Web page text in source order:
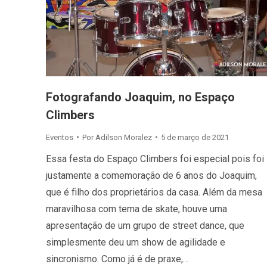
Fotografando Joaquim, no Espaço
Climbers
Eventos Por Adilson Moralez 5 de março de 2021
Essa festa do Espaço Climbers foi especial pois foi
justamente a comemoração de 6 anos do Joaquim,
que é filho dos proprietários da casa. Além da mesa
maravilhosa com tema de skate, houve uma
apresentação de um grupo de street dance, que
simplesmente deu um show de agilidade e
sincronismo. Como já é de praxe,…